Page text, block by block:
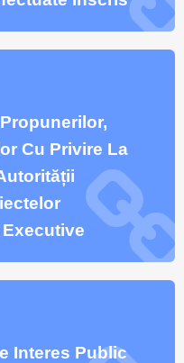
Cu Privire La
Interes Public